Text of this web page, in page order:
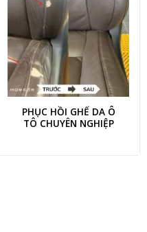
PHỤC HỒI GHẾ DA Ô
TÔ CHUYÊN NGHIỆP